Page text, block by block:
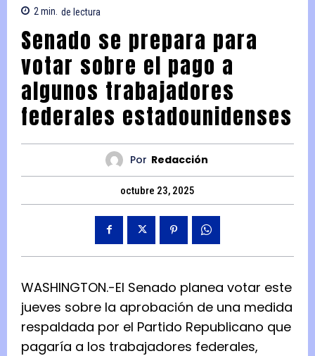
2min. de lectura
Senado se prepara para
votar sobre el pago a
algunos trabajadores
federales estadounidenses
Por Redacción
octubre 23, 2025
WASHINGTON.-El Senado planea votar este
jueves sobre la aprobación de una medida
respaldada por el Partido Republicano que
pagaría a los trabajadores federales,